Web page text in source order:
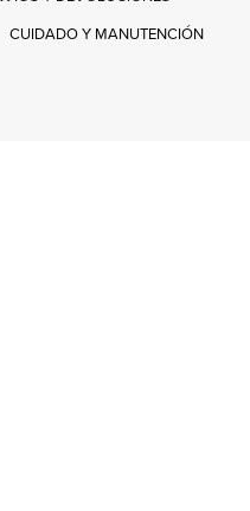
CUIDADO Y MANUTENCIÓN